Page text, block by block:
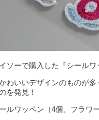
ソーで購入した『シールワ
わいいデザインのものが
を発見！
ルワッペン（4個、フラワ